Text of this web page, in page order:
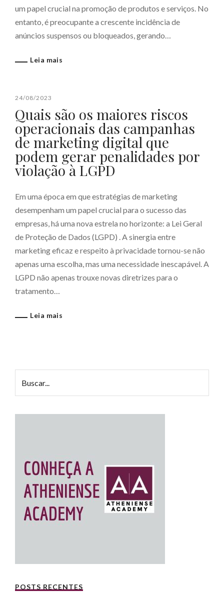
um papel crucial na promoção de produtos e serviços. No
entanto, é preocupante a crescente incidência de
anúncios suspensos ou bloqueados, gerando…
Leia mais
24/08/2023
Quais são os maiores riscos
operacionais das campanhas
de marketing digital que
podem gerar penalidades por
violação à LGPD
Em uma época em que estratégias de marketing
desempenham um papel crucial para o sucesso das
empresas, há uma nova estrela no horizonte: a Lei Geral
de Proteção de Dados (LGPD) . A sinergia entre
marketing eficaz e respeito à privacidade tornou-se não
apenas uma escolha, mas uma necessidade inescapável. A
LGPD não apenas trouxe novas diretrizes para o
tratamento…
Leia mais
POSTS RECENTES